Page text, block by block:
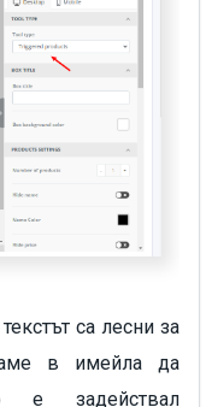
са лесни за
в имейла да
е задействал